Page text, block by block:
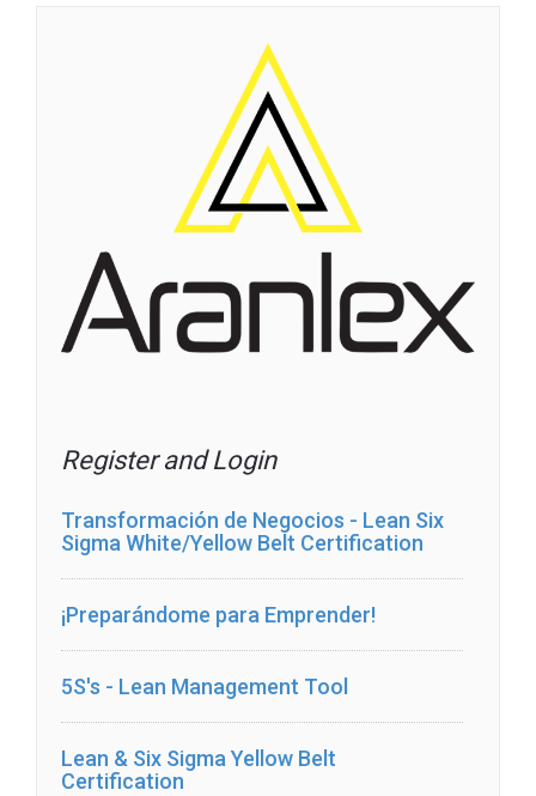
Register and Login
Transformación de Negocios - Lean Six
Sigma White/Yellow Belt Certification
¡Preparándome para Emprender!
5S's - Lean Management Tool
Lean & Six Sigma Yellow Belt
Certification